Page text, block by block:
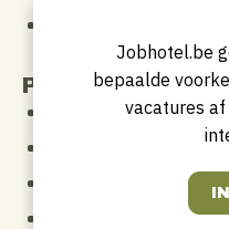
Actief meedenken over
oplossingen
Profiel
Je beschikt over een
ervaring in een technische
Je hebt een brede
Ervaring binnen hotels,
renovatieprojecten is een
Je bent hands-on,
Jobhotel.be
bepaalde
vacatures